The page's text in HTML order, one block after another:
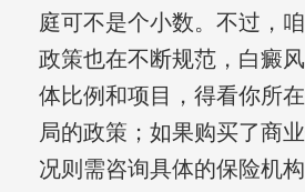
庭可不是个小数。不过，
政策也在不断规范，白癜
体比例和项目，得看你所
局的政策；如果购买了商
况则需咨询具体的保险机